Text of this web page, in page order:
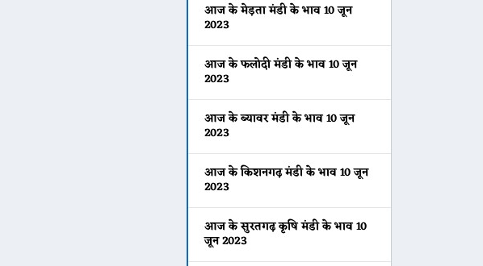
आज के मेड़ता मंडी के भाव 10 जून
2023
आज के फलोदी मंडी के भाव 10 जून
2023
आज के ब्यावर मंडी के भाव 10 जून
2023
आज के किशनगढ़ मंडी के भाव 10 जून
2023
आज के सुरतगढ़ कृषि मंडी के भाव 10
जून 2023